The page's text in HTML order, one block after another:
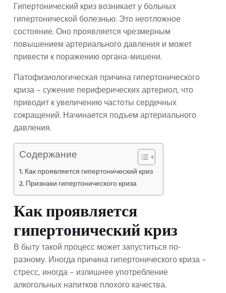
Гипертонический криз возникает у больных
гипертонической болезнью. Это неотложное
состояние. Оно проявляется чрезмерным
повышением артериального давления и может
привести к поражению органа-мишени.
Патофизиологическая причина гипертонического
криза – сужение периферических артериол, что
приводит к увеличению частоты сердечных
сокращений. Начинается подъем артериального
давления.
Содержание
Как проявляется гипертонический криз
Признаки гипертонического криза
Как проявляется
гипертонический криз
В быту такой процесс может запуститься по-
разному. Иногда причина гипертонического криза –
стресс, иногда – излишнее употребление
алкогольных напитков плохого качества.